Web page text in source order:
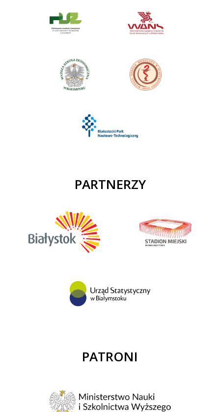
PARTNERZY
PATRONI